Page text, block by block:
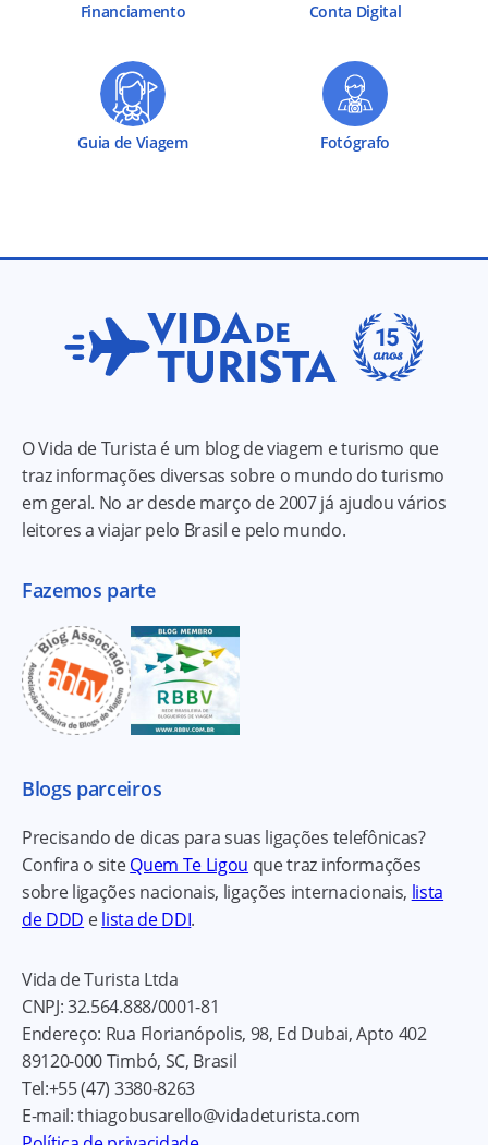
Financiamento Conta Digital
Guia de Viagem Fotógrafo
O Vida de Turista é um blog de viagem e turismo que
traz informações diversas sobre o mundo do turismo
em geral. No ar desde março de 2007 já ajudou vários
leitores a viajar pelo Brasil e pelo mundo.
Fazemos parte
Blogs parceiros
Precisando de dicas para suas ligações telefônicas?
Confira o siteQuem Te Ligou que traz informações
sobre ligações nacionais, ligações internacionais, lista
de DDD elista de DDI.
Vida de Turista Ltda
CNPJ:32.564.888/0001-81
Endereço: Rua Florianópolis, 98, Ed Dubai, Apto 402
89120-000Timbó, SC, Brasil
Tel:+55 (47) 3380-8263
E-mail:thiagobusarello@vidadeturista.com